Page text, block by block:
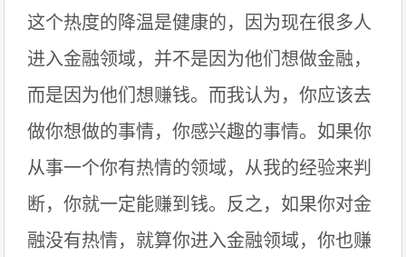
这个热度的降温是健康的，因为现在很多人
进入金融领域，并不是因为他们想做金融，
而是因为他们想赚钱。而我认为，你应该去
做你想做的事情，你感兴趣的事情。如果你
从事一个你有热情的领域，从我的经验来判
断，你就一定能赚到钱。反之，如果你对金
融没有热情，就算你进入金融领域，你也赚